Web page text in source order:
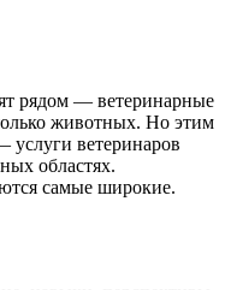
рядом — ветеринарные
животных. Но этим
услуги ветеринаров
областях.
самые широкие.